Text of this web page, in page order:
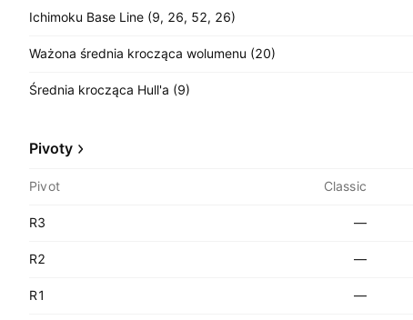
Ichimoku Base Line (9, 26, 52, 26)
Ważona średnia krocząca wolumenu (20)
Średnia krocząca Hull'a (9)
Pivoty
Pivot Classic
R3 —
R2 —
R1 —